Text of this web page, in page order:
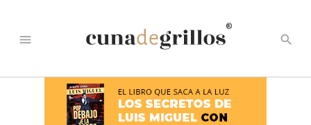
menu
®
search